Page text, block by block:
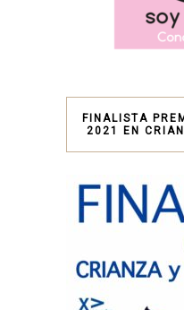
FINALISTA
2021 EN